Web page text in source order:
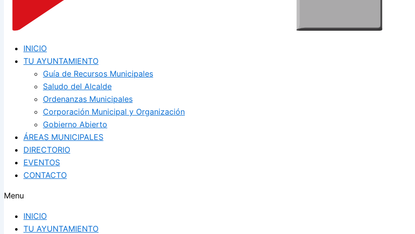
INICIO
TU AYUNTAMIENTO
Guía de Recursos Municipales
Saludo del Alcalde
Ordenanzas Municipales
Corporación Municipal y Organización
Gobierno Abierto
ÁREAS MUNICIPALES
DIRECTORIO
EVENTOS
CONTACTO
Menu
INICIO
TU AYUNTAMIENTO